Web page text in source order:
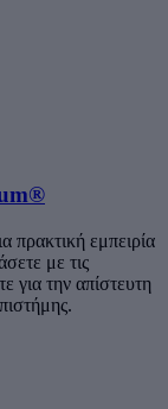
πρακτική εμπειρία
με τις
για την απίστευτη